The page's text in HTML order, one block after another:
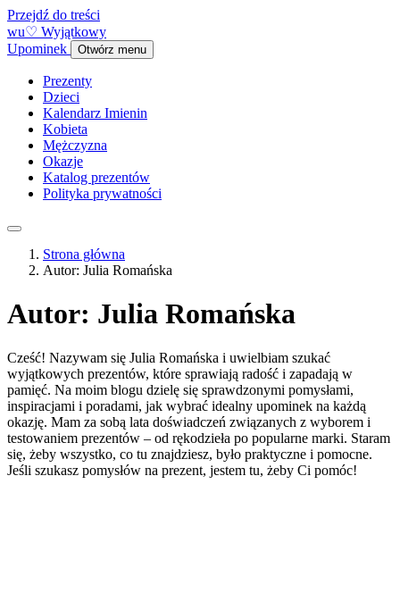
Przejdź do treści
wu♡ Wyjątkowy
Upominek
Otwórz menu
Prezenty
Dzieci
Kalendarz Imienin
Kobieta
Mężczyzna
Okazje
Katalog prezentów
Polityka prywatności
Strona główna
Autor: Julia Romańska
Autor: Julia Romańska
Cześć! Nazywam się Julia Romańska i uwielbiam szukać
wyjątkowych prezentów, które sprawiają radość i zapadają w
pamięć. Na moim blogu dzielę się sprawdzonymi pomysłami,
inspiracjami i poradami, jak wybrać idealny upominek na każdą
okazję. Mam za sobą lata doświadczeń związanych z wyborem i
testowaniem prezentów – od rękodzieła po popularne marki. Staram
się, żeby wszystko, co tu znajdziesz, było praktyczne i pomocne.
Jeśli szukasz pomysłów na prezent, jestem tu, żeby Ci pomóc!